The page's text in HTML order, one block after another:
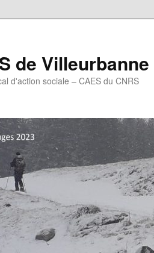
de Villeurbanne
d'action sociale – CAES du CNRS